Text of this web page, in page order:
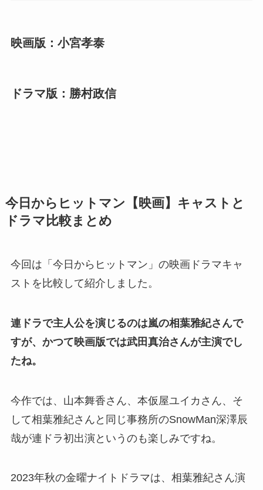
映画版：小宮孝泰
ドラマ版：勝村政信
今日からヒットマン【映画】キャストと
ドラマ比較まとめ
今回は「今日からヒットマン」の映画ドラマキャ
ストを比較して紹介しました。
連ドラで主人公を演じるのは嵐の相葉雅紀さんで
すが、かつて映画版では武田真治さんが主演でし
たね。
今作では、山本舞香さん、本仮屋ユイカさん、そ
して相葉雅紀さんと同じ事務所のSnowMan深澤辰
哉が連ドラ初出演というのも楽しみですね。
2023年秋の金曜ナイトドラマは、相葉雅紀さん演